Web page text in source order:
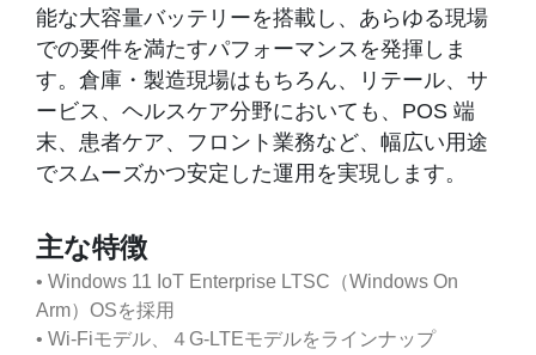
能な大容量バッテリーを搭載し、あらゆる現場
での要件を満たすパフォーマンスを発揮しま
す。倉庫・製造現場はもちろん、リテール、サ
ービス、ヘルスケア分野においても、POS 端
末、患者ケア、フロント業務など、幅広い用途
でスムーズかつ安定した運用を実現します。
主な特徴
• Windows 11 IoT Enterprise LTSC（Windows On
Arm）OSを採用
• Wi-Fiモデル、４G-LTEモデルをラインナップ